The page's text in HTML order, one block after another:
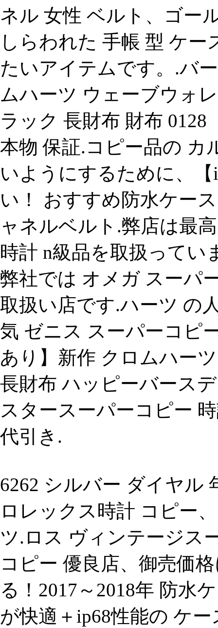
ネル 女性 ベルト、ゴー
しらわれた 手帳 型 ケ
たいアイテムです。.バ
ムハーツ ウェーブウォ
ラック 長財布 財布 0128
本物 保証.コピー品の カ
いようにするために、
い！ おすすめ防水ケー
ャネルベルト.弊店は最
時計 n級品を取扱ってい
弊社では オメガ スーパ
取扱い店です.ハーツ の
気 ゼニス スーパーコピ
あり】新作 クロムハー
長財布 ハッピーバース
スタースーパーコピー
代引き.
6262 シルバー ダイヤル
ロレックス時計 コピー
ツ.ロス ヴィンテージス
コピー 優良店、御売価
る！2017～2018年 防水
が快適＋ip68性能の ケ